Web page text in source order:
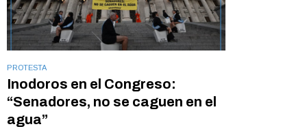
PROTESTA
Inodoros en el Congreso:
“Senadores, no se caguen en el
agua”